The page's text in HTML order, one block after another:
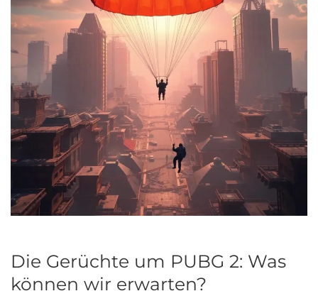
Die Gerüchte um PUBG 2: Was
können wir erwarten?